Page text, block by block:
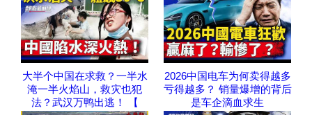
大半个中国在求救？一半水
淹一半火焰山，救灾也犯
法？武汉万鸭出逃！ 【
2026中国电车为何卖得越多
亏得越多？ 销量爆增的背后
是车企滴血求生